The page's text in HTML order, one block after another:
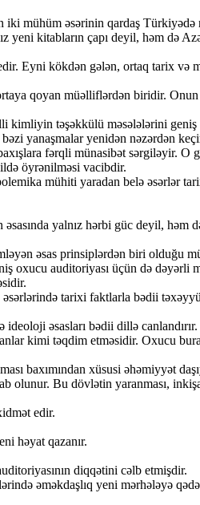
mühüm əsərinin qardaş Türkiyədə
kitabların çapı deyil, həm də
Eyni kökdən gələn, ortaq tarix və
qoyan müəlliflərdən biridir.
təşəkkülü məsələlərini geniş
yanaşmalar yenidən nəzərdən
fərqli münasibət sərgiləyir. O
öyrənilməsi vacibdir.
mühiti yaradan belə əsərlər
yalnız hərbi güc deyil,
əsas prinsiplərdən biri olduğu
oxucu auditoriyası üçün də dəyərli
tarixi faktlarla bədii
əsasları bədii dillə canlandırır.
kimi təqdim etməsidir. Oxucu
baxımından xüsusi əhəmiyyət
Bu dövlətin yaranması,
edir.
həyat qazanır.
diqqətini cəlb etmişdir.
əməkdaşlıq yeni mərhələyə